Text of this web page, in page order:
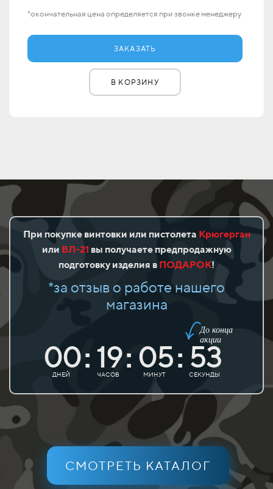
*окончательная цена определяется при звонке менеджеру
ЗАКАЗАТЬ
В КОРЗИНУ
При покупке винтовки или пистолета Крюгерган
или ВЛ-21 вы получаете предпродажную
подготовку изделия в ПОДАРОК!
*за отзыв о работе нашего
магазина
До конца
акции
00:
ДНЕЙ
19:
ЧАСОВ
05:
МИНУТ
52
СЕКУНДЫ
СМОТРЕТЬ КАТАЛОГ